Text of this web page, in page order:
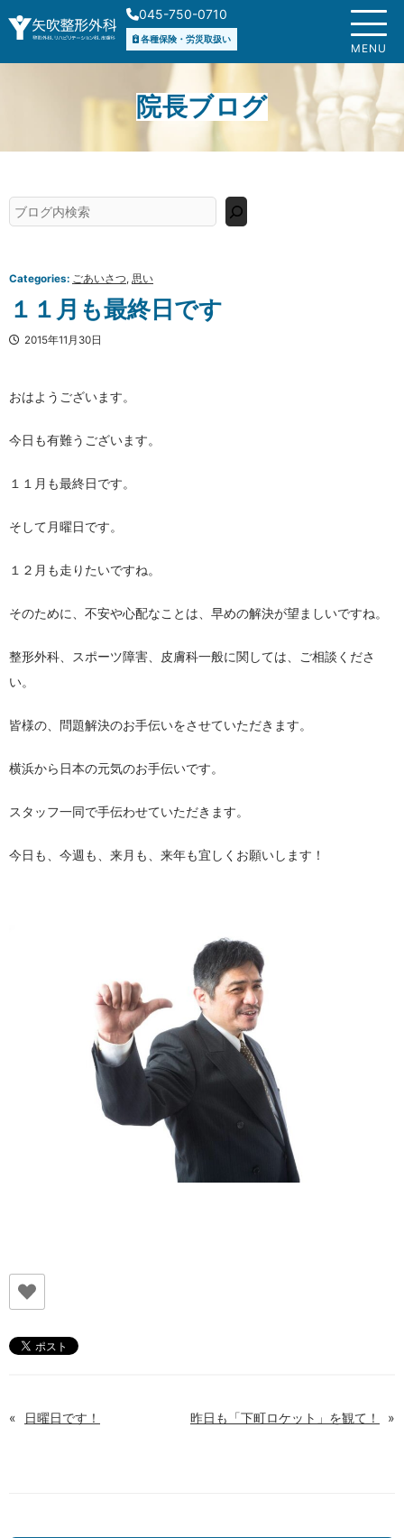
容
ス
045-750-0710
各種保険・労災取扱い
MENU
院長ブログ
検
索
Categories: ごあいさつ, 思い
１１月も最終日です
2015年11月30日
おはようございます。
今日も有難うございます。
１１月も最終日です。
そして月曜日です。
１２月も走りたいですね。
そのために、不安や心配なことは、早めの解決が望ましいですね。
整形外科、スポーツ障害、皮膚科一般に関しては、ご相談くださ
い。
皆様の、問題解決のお手伝いをさせていただきます。
横浜から日本の元気のお手伝いです。
スタッフ一同で手伝わせていただきます。
今日も、今週も、来月も、来年も宜しくお願いします！
« 日曜日です！ 昨日も「下町ロケット」を観て！ »